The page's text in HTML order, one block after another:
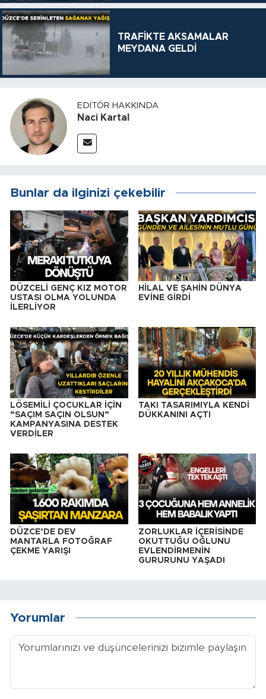
TRAFİKTE AKSAMALAR
MEYDANA GELDİ
EDITÖR HAKKINDA
Naci Kartal
Bunlar da ilginizi çekebilir
DÜZCELİ GENÇ KIZ MOTOR
USTASI OLMA YOLUNDA
İLERLİYOR
HİLAL VE ŞAHİN DÜNYA
EVİNE GİRDİ
LÖSEMİLİ ÇOCUKLAR İÇİN
“SAÇIM SAÇIN OLSUN”
KAMPANYASINA DESTEK
VERDİLER
TAKI TASARIMIYLA KENDİ
DÜKKANINI AÇTI
DÜZCE’DE DEV
MANTARLA FOTOĞRAF
ÇEKME YARIŞI
ZORLUKLAR İÇERİSİNDE
OKUTTUĞU OĞLUNU
EVLENDİRMENİN
GURURUNU YAŞADI
Yorumlar